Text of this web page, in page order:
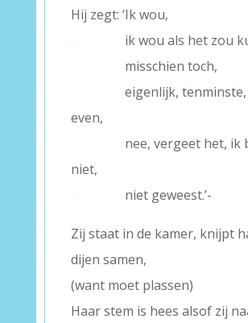
Hij zegt: ‘Ik wou,
.
ik wou als het zou
.
misschien toch,
.
eigenlijk,
even,
.
nee, vergeet het, ik
niet,
.
niet geweest.’-
Zij staat in de kamer, knijpt
dijen samen,
(want moet plassen)
Haar stem is hees alsof zij